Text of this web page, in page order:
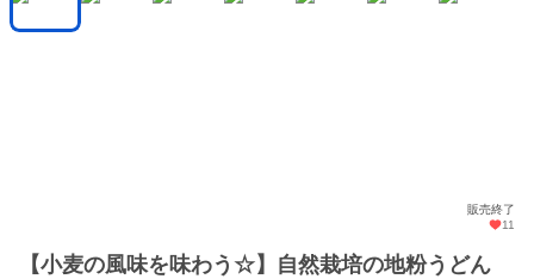
販売終了
11
【小麦の風味を味わう☆】自然栽培の地粉うどん